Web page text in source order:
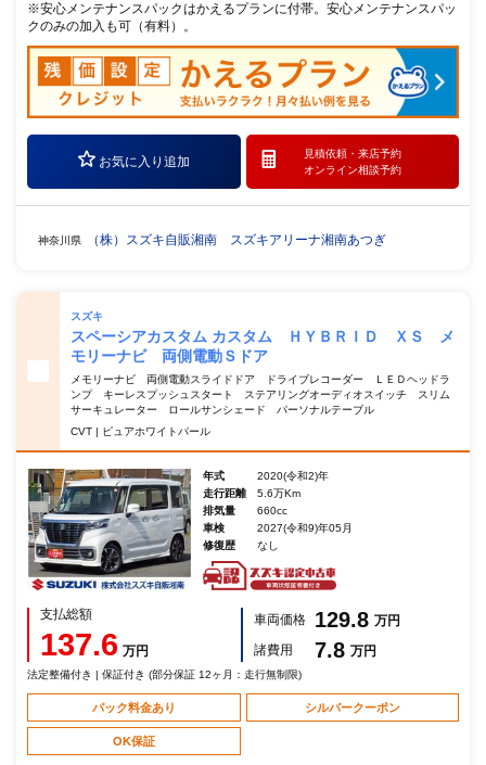
※安心メンテナンスパックはかえるプランに付帯。安心メンテナンスパッ
クのみの加入も可（有料）。
お気に入り追加
見積依頼・ 来店予約
オンライン相談予約
神奈川県 （株）スズキ自販湘南 スズキアリーナ湘南あつぎ
スズキ
スペーシアカスタム カスタム ＨＹＢＲＩＤ ＸＳ メ
モリーナビ 両側電動Ｓドア
メモリーナビ 両側電動スライドドア ドライブレコーダー ＬＥＤヘッドラ
ンプ キーレスプッシュスタート ステアリングオーディオスイッチ スリム
サーキュレーター ロールサンシェード パーソナルテーブル
CVT | ピュアホワイトパール
年式
2020(令和2)年
走行距離
5.6万Km
排気量
660cc
車検
2027(令和9)年05月
修復歴
なし
支払総額
137.6 万円
車両価格 129.8 万円
諸費用
7.8 万円
法定整備付き | 保証付き (部分保証 12ヶ月：走行無制限)
パック料金あり シルバークーポン
OK保証